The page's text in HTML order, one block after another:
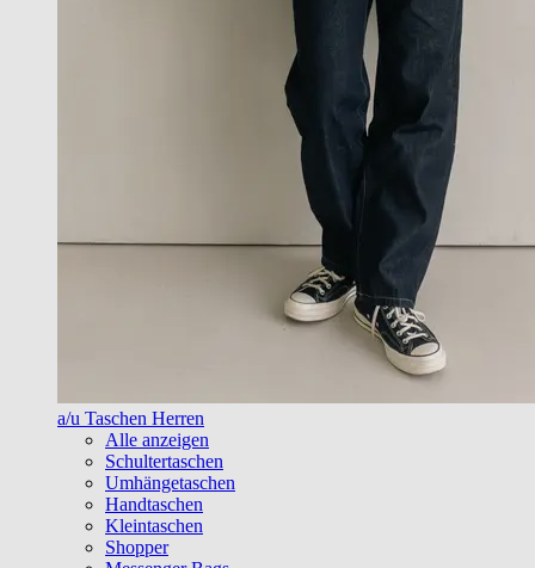
a/u Taschen Herren
Alle anzeigen
Schultertaschen
Umhängetaschen
Handtaschen
Kleintaschen
Shopper